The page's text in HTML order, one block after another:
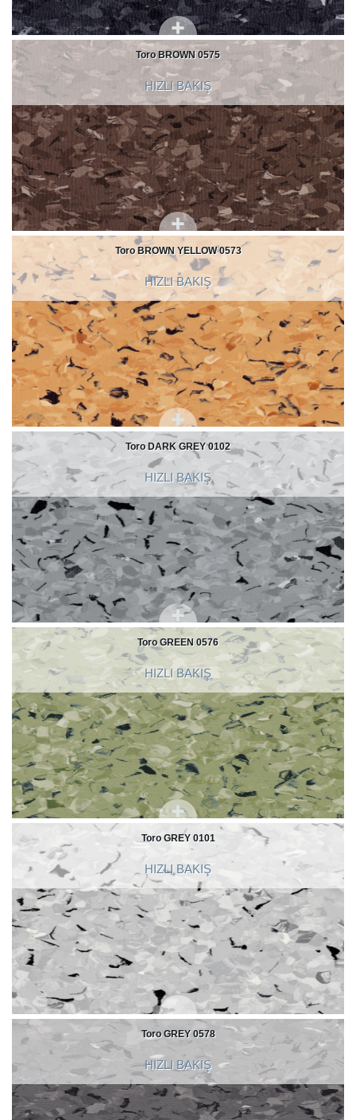
Toro BROWN 0575
HIZLI BAKIŞ
Toro BROWN YELLOW 0573
HIZLI BAKIŞ
Toro DARK GREY 0102
HIZLI BAKIŞ
Toro GREEN 0576
HIZLI BAKIŞ
Toro GREY 0101
HIZLI BAKIŞ
Toro GREY 0578
HIZLI BAKIŞ